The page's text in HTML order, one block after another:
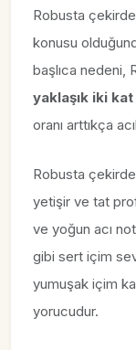
Robusta
konusu
başlıca nedeni,
yaklaşık iki
oranı arttıkça
Robusta
yetişir ve tat
ve yoğun acı
gibi sert içim
yumuşak içim
yorucudur.